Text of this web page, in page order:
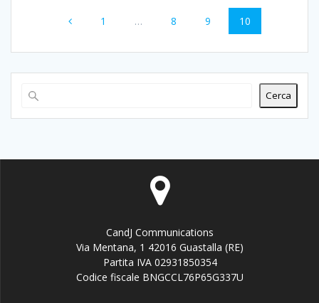
articoli
Pagina
1 … Pagina
8 Pagina
9 Pagina
10
Cerca
CandJ Communications
Via Mentana, 1 42016 Guastalla (RE)
Partita IVA 02931850354
Codice fiscale BNGCCL76P65G337U